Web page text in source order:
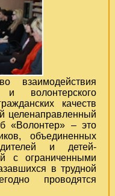
взаимодействия
и волонтерского
качеств
целенаправленный
«Волонтер» – это
объединенных
и детей-
с ограниченными
в трудной
проводятся